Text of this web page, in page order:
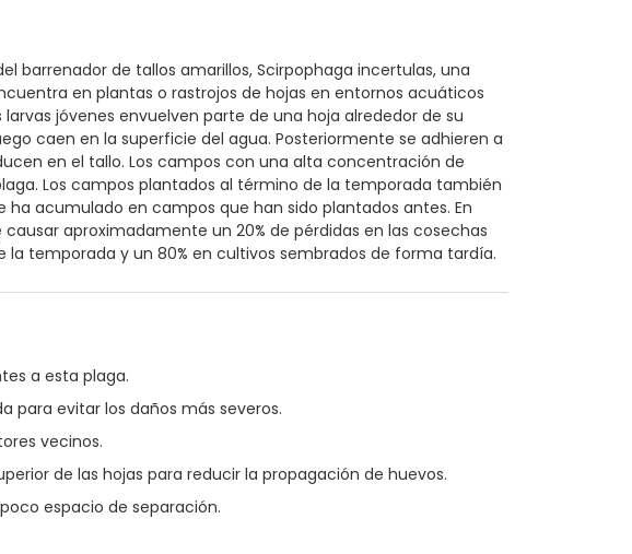
barrenador de tallos amarillos, Scirpophaga incertulas, una
en plantas o rastrojos de hojas en entornos acuáticos
jóvenes envuelven parte de una hoja alrededor de su
caen en la superficie del agua. Posteriormente se adhieren a
en el tallo. Los campos con una alta concentración de
Los campos plantados al término de la temporada también
acumulado en campos que han sido plantados antes. En
aproximadamente un 20% de pérdidas en las cosechas
la temporada y un 80% en cultivos sembrados de forma tardía.
a esta plaga.
para evitar los daños más severos.
vecinos.
de las hojas para reducir la propagación de huevos.
espacio de separación.